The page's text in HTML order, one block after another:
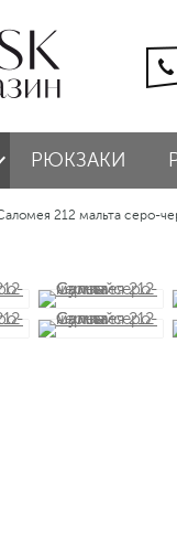
РЮКЗАКИ
212 мальта серо-